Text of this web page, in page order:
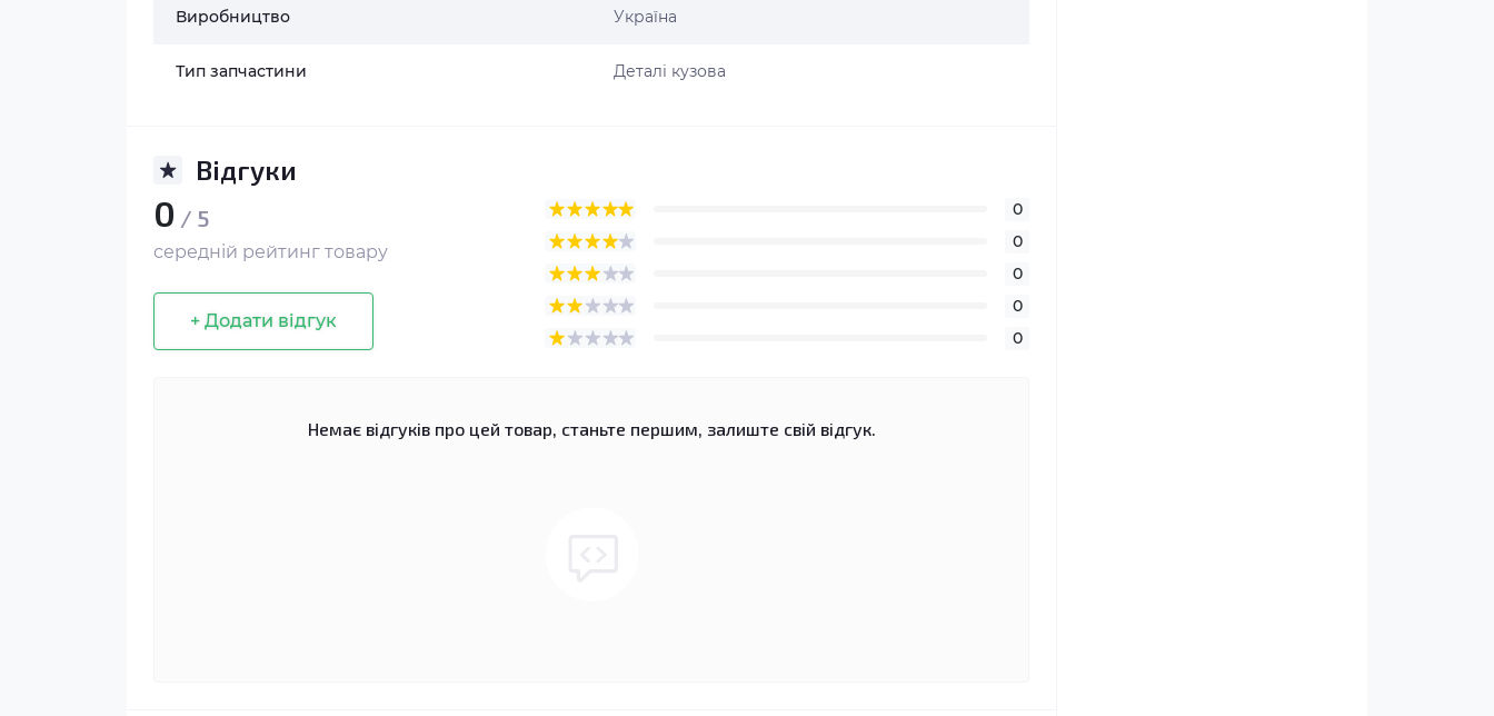
Виробництво Україна
Тип запчастини Деталі кузова
Відгуки
0 / 5
середній рейтинг товару
+ Додати відгук
0
0
0
0
0
Немає відгуків про цей товар, станьте першим, залиште свій відгук.